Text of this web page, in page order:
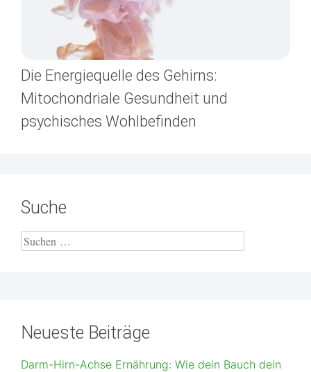
Die Energiequelle des Gehirns:
Mitochondriale Gesundheit und
psychisches Wohlbefinden
Suche
Neueste Beiträge
Darm-Hirn-Achse Ernährung: Wie dein Bauch dein